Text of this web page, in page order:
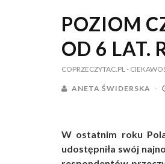
POZIOM
OD 6 LAT.
COPRZECZYTAC.PL-
ANETA ŚWIDERSKA
W ostatnim roku
udostępniła swój